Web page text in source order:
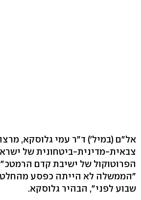
אל"ם (במיל') ד"ר עמי גלוסקא,
צבאית-מדינית-ביטחונית של
הפרוטוקול של ישיבת קדם
"הממשלה לא הייתה כפסע
שבוע לפני", הבהיר גלוסקא.